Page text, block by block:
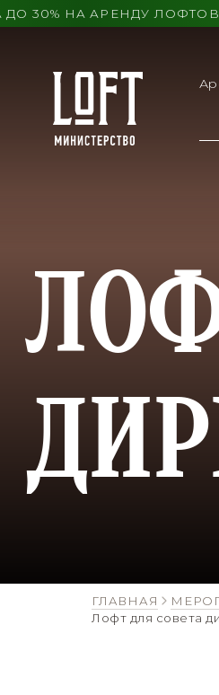
НА АРЕНДУ ЛОФТОВ
ГЛАВНАЯ
Лофт для совета